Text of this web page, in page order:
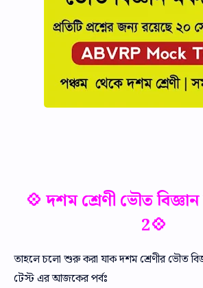
💠 দশম শ্রেণী ভৌত
2💠
তাহলে চলো শুরু করা যাক দশম শ্রেণীর ভৌত
টেস্ট এর আজকের পর্বঃ